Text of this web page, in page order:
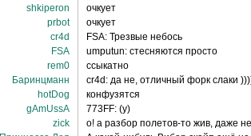
shkiperon
очкует
prbot
очкует
cr4d
FSA: Трезвые небось
FSA
umputun: стесняются просто
rem0
ссыкатно
Баринцманн
cr4d: да не, отличный форк слаки
hotDog
конфузятся
gAmUssA
773FF: (y)
zick
о! а разбор полетов-то жив, даже